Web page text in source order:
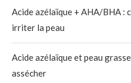
Acide azélaïque + AHA/BHA :
irriter la peau
Acide azélaïque et peau
assécher